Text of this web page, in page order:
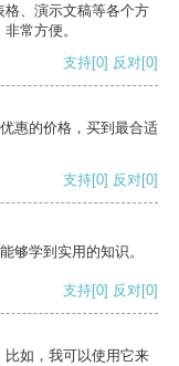
、演示文稿等各个方
常方便。
支持[0] 反对[0]
惠的价格，买到最合适
支持[0] 反对[0]
够学到实用的知识。
支持[0] 反对[0]
如，我可以使用它来